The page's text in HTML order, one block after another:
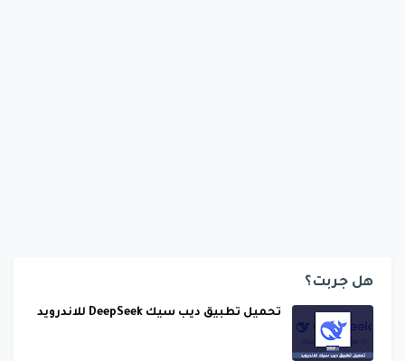
هل جربت؟
تحميل تطبيق ديب سيك DeepSeek للاندرويد